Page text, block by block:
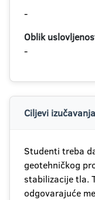
-
Oblik
-
Ciljevi
Studenti treba
geotehničkog
stabilizacije tla.
odgovarajuće